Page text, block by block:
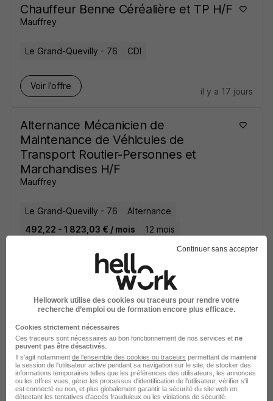
Chauffeur Benne Céréalière et TP H/F
Mauffrey
Le Grand-Quevilly - 76 CDI
Voir l’offre
il y a 17 jours
Alternance Mécanicien de
Maintenance de Véhicules de
Transport Routier-Personnes et
Marchandises H/F
Mauffrey
Le Grand-Quevilly - 76
Alternance
492,22 - 1 823,03 € / mois
12 mois
Chauffeur SPL Fma H/F
Le Grand-Quevilly - 76
Voir l’offre
il y a 24 jours
Continuer sans accepter
Hellowork utilise des cookies ou traceurs pour rendre votre
recherche d’emploi ou de formation encore plus efficace.
Cookies strictement nécessaires
Ces traceurs sont nécessaires au bon fonctionnement de nos services et ne
peuvent pas être désactivés
Il s'agit notamment de l'ensemble des cookies ou traceurs permettant de maintenir
la session de l'utilisateur active pendant sa navigation sur le site, de stocker des
informations temporaires telles que les préférences des utilisateurs, les annonces
ou les offres vues, gérer les processus d'identification de l'utilisateur, vérifier s'il
est connecté ou non, et plus globalement garantir la sécurité du site web en
détectant les tentatives d'accès frauduleux ou les violations de sécurité.